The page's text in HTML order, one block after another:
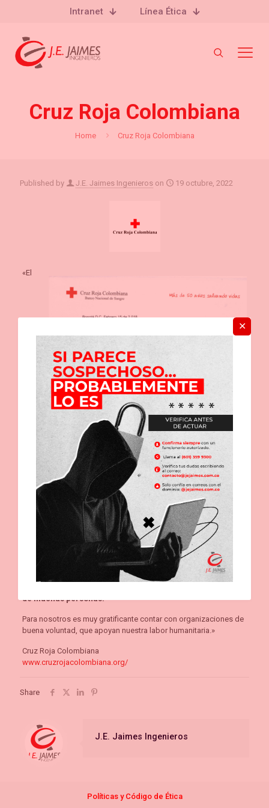
Intranet Línea Ética
Cruz Roja Colombiana
Home Cruz Roja Colombiana
Published by J.E. Jaimes Ingenieros on 19 octubre, 2022
«El
Banco Nacional de Sangre de la Cruz Roja Colombiana agradece
a usted y a todos sus colaboradores el
compromiso y la
con el programa de donación voluntaria de sangre,
de muchas personas.
Para nosotros es muy gratificante contar con organizaciones de
buena voluntad, que apoyan nuestra labor humanitaria.»
Cruz Roja Colombiana
www.cruzrojacolombiana.org/
Share
J.E. Jaimes Ingenieros
Políticas y Código de Ética
✕